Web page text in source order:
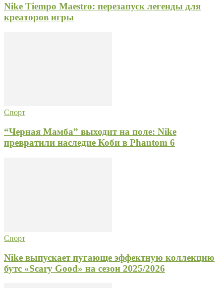
Nike Tiempo Maestro: перезапуск легенды для
креаторов игры
Спорт
“Черная Мамба” выходит на поле: Nike
превратили наследие Коби в Phantom 6
Спорт
Nike выпускает пугающе эффектную коллекцию
бутс «Scary Good» на сезон 2025/2026